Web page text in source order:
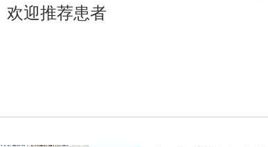
欢迎推荐患者